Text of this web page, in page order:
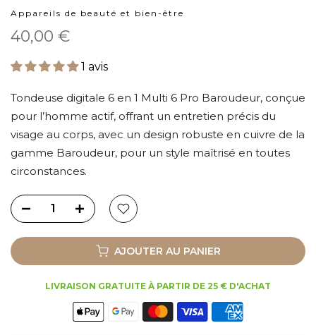
Appareils de beauté et bien-être
40,00 €
1 avis
Tondeuse digitale 6 en 1 Multi 6 Pro Baroudeur, conçue
pour l’homme actif, offrant un entretien précis du
visage au corps, avec un design robuste en cuivre de la
gamme Baroudeur, pour un style maîtrisé en toutes
circonstances.
AJOUTER AU PANIER
LIVRAISON GRATUITE À PARTIR DE 25 € D'ACHAT